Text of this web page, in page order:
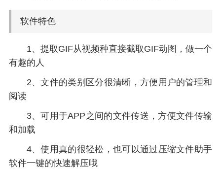
软件特色
1、提取GIF从视频种直接截取GIF动图，做一个
有趣的人
2、文件的类别区分很清晰，方便用户的管理和
阅读
3、可用于APP之间的文件传送，方便文件传输
和加载
4、使用真的很轻松，也可以通过压缩文件助手
软件一键的快速解压哦